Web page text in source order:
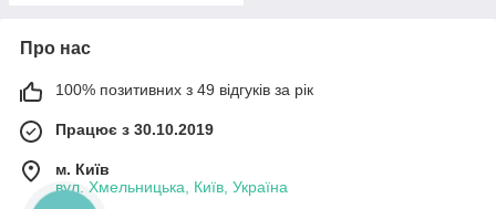
Про нас
100% позитивних з 49 відгуків за рік
Працює з 30.10.2019
м. Київ
вул. Хмельницька, Київ, Україна